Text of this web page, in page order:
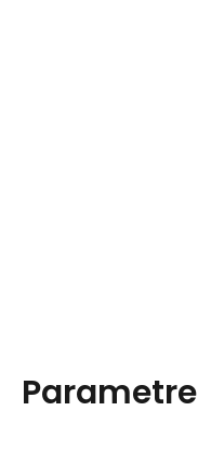
Parametre